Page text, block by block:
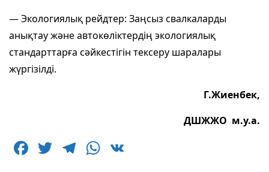
— Экологиялық рейдтер: Заңсыз свалкаларды
анықтау және автокөліктердің экологиялық
стандарттарға сәйкестігін тексеру шаралары
жүргізілді.
Г.Жиенбек,
ДШЖЖО м.у.а.
F T T W